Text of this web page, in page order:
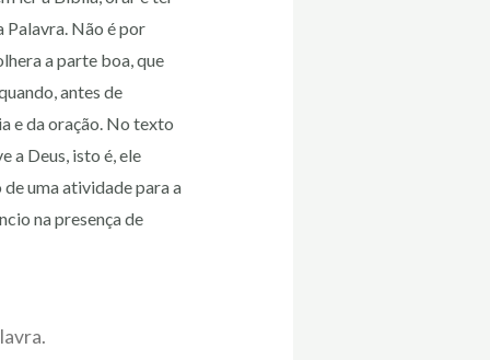
Palavra. Não é por
a parte boa, que
antes de
e da oração. No texto
a Deus, isto é, ele
uma atividade para a
na presença de